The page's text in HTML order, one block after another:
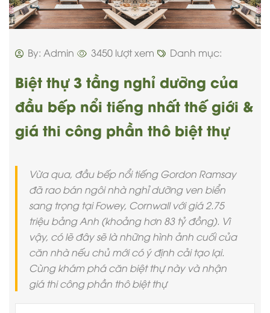
By: Admin 3450 lượt xem Danh mục:
Biệt thự 3 tầng nghỉ dưỡng của
đầu bếp nổi tiếng nhất thế giới &
giá thi công phần thô biệt thự
Vừa qua, đầu bếp nổi tiếng Gordon Ramsay
đã rao bán ngôi nhà nghỉ dưỡng ven biển
sang trọng tại Fowey, Cornwall với giá 2.75
triệu bảng Anh (khoảng hơn 83 tỷ đồng). Vì
vậy, có lẽ đây sẽ là những hình ảnh cuối của
căn nhà nếu chủ mới có ý định cải tạo lại.
Cùng khám phá căn biệt thự này và nhận
giá thi công phần thô biệt thự